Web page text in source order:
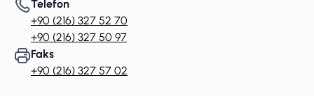
Telefon
+90 (216) 327 52 70
+90 (216) 327 50 97
Faks
+90 (216) 327 57 02